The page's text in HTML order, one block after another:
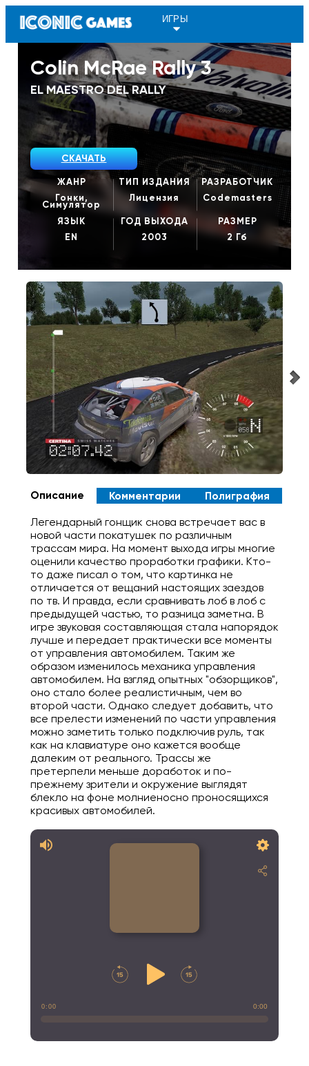
ИГРЫ
Colin McRae Rally 3
EL MAESTRO DEL RALLY
СКАЧАТЬ
ЖАНР
Гонки,
Симулятор
ТИП ИЗДАНИЯ
Лицензия
РАЗРАБОТЧИК
Codemasters
ЯЗЫК
EN
ГОД ВЫХОДА
2003
РАЗМЕР
2 Гб
Описание Комментарии Полиграфия
Легендарный гонщик снова встречает вас в
новой части покатушек по различным
трассам мира. На момент выхода игры многие
оценили качество проработки графики. Кто-
то даже писал о том, что картинка не
отличается от вещаний настоящих заездов
по тв. И правда, если сравнивать лоб в лоб с
предыдущей частью, то разница заметна. В
игре звуковая составляющая стала напорядок
лучше и передает практически все моменты
от управления автомобилем. Таким же
образом изменилось механика управления
автомобилем. На взгляд опытных "обзорщиков",
оно стало более реалистичным, чем во
второй части. Однако следует добавить, что
все прелести изменений по части управления
можно заметить только подключив руль, так
как на клавиатуре оно кажется вообще
далеким от реального. Трассы же
претерпели меньше доработок и по-
прежнему зрители и окружение выглядят
блекло на фоне молниеносно проносящихся
красивых автомобилей.
0:00 0:00